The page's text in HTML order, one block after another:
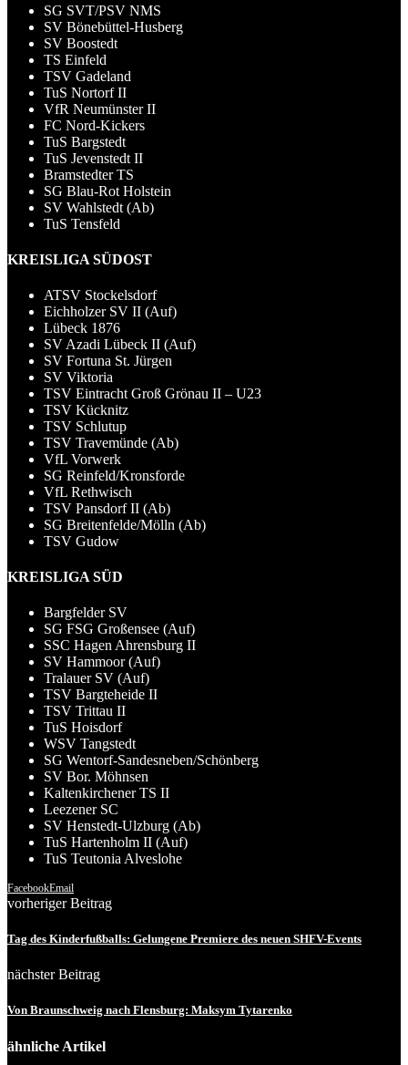
SG SVT/PSV NMS
SV Bönebüttel-Husberg
SV Boostedt
TS Einfeld
TSV Gadeland
TuS Nortorf II
VfR Neumünster II
FC Nord-Kickers
TuS Bargstedt
TuS Jevenstedt II
Bramstedter TS
SG Blau-Rot Holstein
SV Wahlstedt (Ab)
TuS Tensfeld
KREISLIGA SÜDOST
ATSV Stockelsdorf
Eichholzer SV II (Auf)
Lübeck 1876
SV Azadi Lübeck II (Auf)
SV Fortuna St. Jürgen
SV Viktoria
TSV Eintracht Groß Grönau II – U23
TSV Kücknitz
TSV Schlutup
TSV Travemünde (Ab)
VfL Vorwerk
SG Reinfeld/Kronsforde
VfL Rethwisch
TSV Pansdorf II (Ab)
SG Breitenfelde/Mölln (Ab)
TSV Gudow
KREISLIGA SÜD
Bargfelder SV
SG FSG Großensee (Auf)
SSC Hagen Ahrensburg II
SV Hammoor (Auf)
Tralauer SV (Auf)
TSV Bargteheide II
TSV Trittau II
TuS Hoisdorf
WSV Tangstedt
SG Wentorf-Sandesneben/Schönberg
SV Bor. Möhnsen
Kaltenkirchener TS II
Leezener SC
SV Henstedt-Ulzburg (Ab)
TuS Hartenholm II (Auf)
TuS Teutonia Alveslohe
FacebookEmail
vorheriger Beitrag
Tag des Kinderfußballs: Gelungene Premiere des neuen SHFV-Events
nächster Beitrag
Von Braunschweig nach Flensburg: Maksym Tytarenko
ähnliche Artikel